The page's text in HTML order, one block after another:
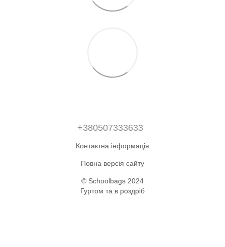
+380507333633
Контактна інформація
Повна версія сайту
© Schoolbags 2024
Гуртом та в роздріб